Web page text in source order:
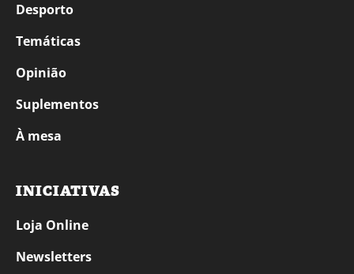
Desporto
Temáticas
Opinião
Suplementos
À mesa
INICIATIVAS
Loja Online
Newsletters